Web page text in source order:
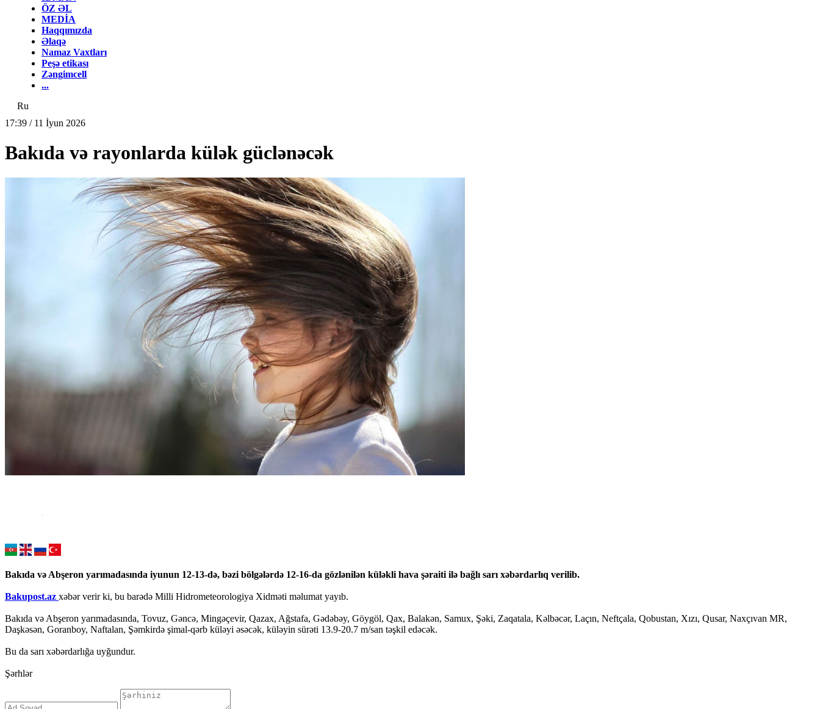
ÖZ ƏL
MEDİA
Haqqımızda
Əlaqə
Namaz Vaxtları
Peşə etikası
Zəngimcell
...
Ru
17:39 / 11 İyun 2026
Bakıda və rayonlarda külək güclənəcək
Bakıda və Abşeron yarımadasında iyunun 12-13-də, bəzi bölgələrdə 12-16-da gözlənilən küləkli hava şəraiti ilə bağlı sarı xəbərdarlıq verilib.
Bakupost.az xəbər verir ki, bu barədə Milli Hidrometeorologiya Xidməti məlumat yayıb.
Bakıda və Abşeron yarımadasında, Tovuz, Gəncə, Mingəçevir, Qazax, Ağstafa, Gədəbəy, Göygöl, Qax, Balakən, Samux, Şəki, Zaqatala, Kəlbəcər, Laçın, Neftçala, Qobustan, Xızı, Qusar, Naxçıvan MR,
Daşkəsən, Goranboy, Naftalan, Şəmkirdə şimal-qərb küləyi əsəcək, küləyin sürəti 13.9-20.7 m/san təşkil edəcək.
Bu da sarı xəbərdarlığa uyğundur.
Şərhlər